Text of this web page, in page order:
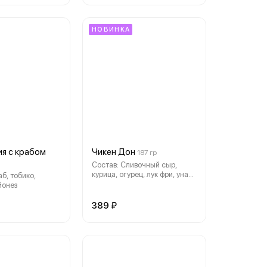
с крабом
тобико,
НОВИНКА
Чикен Дон 187 гр
Состав: Сливочный сыр,
курица, огурец, лук фри, унаги
389 ₽